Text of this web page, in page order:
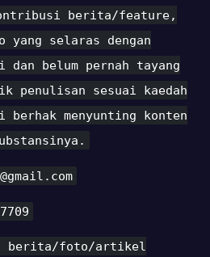
berita/feature,
selaras dengan
belum pernah tayang
penulisan sesuai kaedah
menyunting konten
berita/foto/artikel